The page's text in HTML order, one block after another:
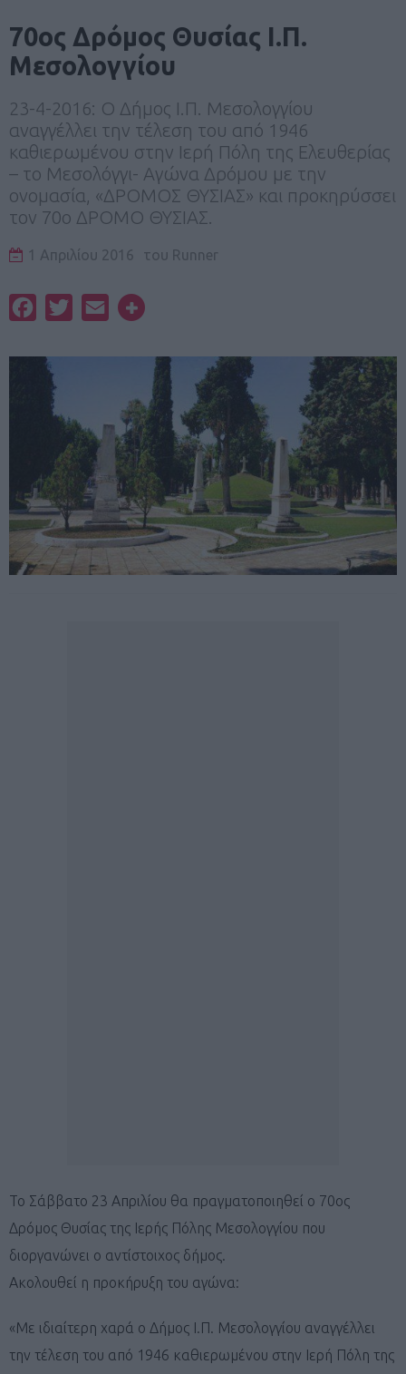
70ος Δρόμος Θυσίας Ι.Π.
Μεσολογγίου
23-4-2016: Ο Δήμος Ι.Π. Μεσολογγίου
αναγγέλλει την τέλεση του από 1946
καθιερωμένου στην Ιερή Πόλη της Ελευθερίας
– το Μεσολόγγι- Αγώνα Δρόμου με την
ονομασία, «ΔΡΟΜΟΣ ΘΥΣΙΑΣ» και προκηρύσσει
τον 70ο ΔΡΟΜΟ ΘΥΣΙΑΣ.
1 Απριλίου 2016 του Runner
FacebookTwitterEmail
Το Σάββατο 23 Απριλίου θα πραγματοποιηθεί ο 70ος
Δρόμος Θυσίας της Ιερής Πόλης Μεσολογγίου που
διοργανώνει ο αντίστοιχος δήμος.
Ακολουθεί η προκήρυξη του αγώνα:
«Με ιδιαίτερη χαρά ο Δήμος Ι.Π. Μεσολογγίου αναγγέλλει
την τέλεση του από 1946 καθιερωμένου στην Ιερή Πόλη της